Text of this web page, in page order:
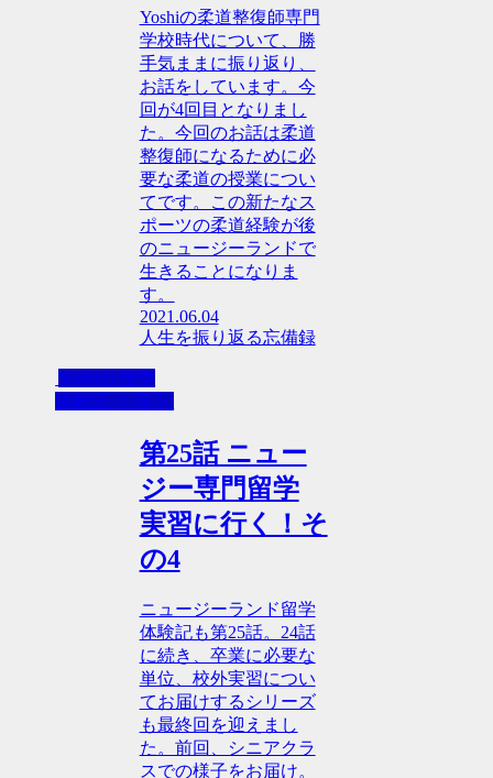
Yoshiの柔道整復師専門
学校時代について、勝
手気ままに振り返り、
お話をしています。今
回が4回目となりまし
た。今回のお話は柔道
整復師になるために必
要な柔道の授業につい
てです。この新たなス
ポーツの柔道経験が後
のニュージーランドで
生きることになりま
す。
2021.06.04
人生を振り返る忘備録
Yoshiの 留学
体験記 〈 完 〉
第25話 ニュー
ジー専門留学
実習に行く！そ
の4
ニュージーランド留学
体験記も第25話。24話
に続き、卒業に必要な
単位、校外実習につい
てお届けするシリーズ
も最終回を迎えまし
た。前回、シニアクラ
スでの様子をお届け。